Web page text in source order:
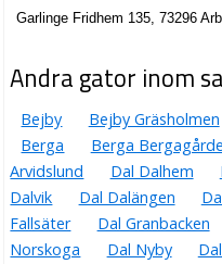
Garlinge Fridhem 135, 73296
Andra gator inom
Bejby Bejby Gräsholmen
Berga
Berga
Arvidslund
Dal Dalhem
Dalvik
Dal Dalängen
Fallsäter
Dal Granbacken
Norskoga
Dal Nyby